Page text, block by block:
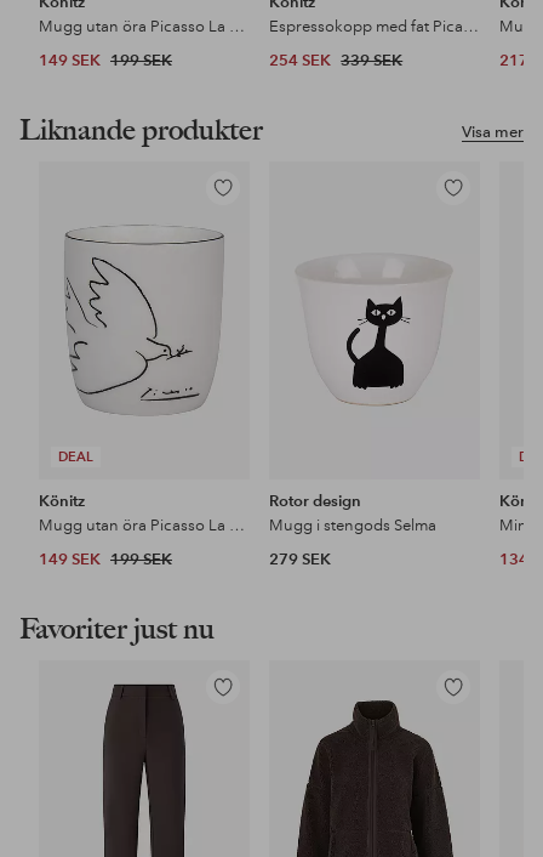
Mugg utan öra Picasso La Colombe de la Paix
149 SEK 199 SEK
Espressokopp med fat Picasso 2-p
254 SEK 339 SEK
217
Visa mer
Liknande produkter
DEAL
Lägg
i
Könitz
Mugg utan öra Picasso La Colombe de la Paix
149 SEK 199 SEK
Lägg
favoriter
Rotor design
Mugg i stengods Selma
279 SEK
134
Favoriter just nu
Lägg
Lägg
favoriter